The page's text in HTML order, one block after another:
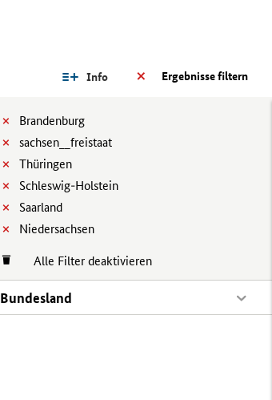
Ergebnisse filtern
Info
Brandenburg
sachsen__freistaat
Thüringen
Schleswig-Holstein
Saarland
Niedersachsen
Alle Filter deaktivieren
Bundesland